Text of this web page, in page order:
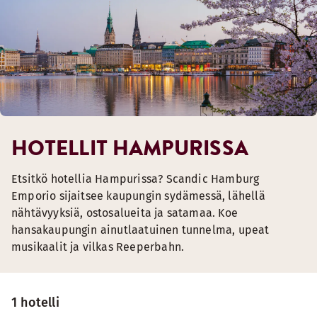
1 hotelli
HOTELLIT HAMPURISSA
Etsitkö hotellia Hampurissa? Scandic Hamburg
Emporio sijaitsee kaupungin sydämessä, lähellä
nähtävyyksiä, ostosalueita ja satamaa. Koe
hansakaupungin ainutlaatuinen tunnelma, upeat
musikaalit ja vilkas Reeperbahn.